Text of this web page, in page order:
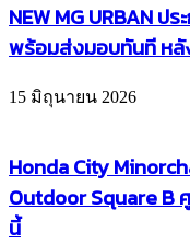
NEW MG URBAN
พร้อมส่งมอบทันที หลั
15 มิถุนายน 2026
Honda City
Outdoor Square B
นี้